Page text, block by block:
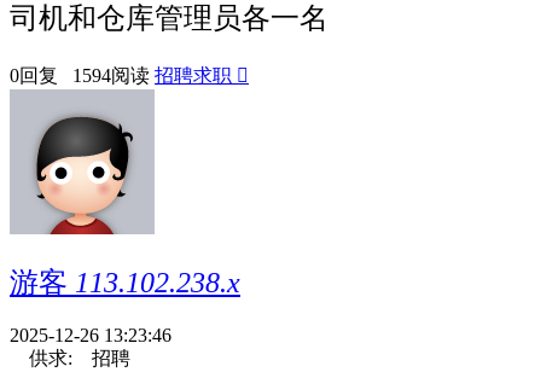
司机和仓库管理员各一名
0回复 1594阅读 招聘求职 
游客 113.102.238.x
2025-12-26 13:23:46
供求:
招聘